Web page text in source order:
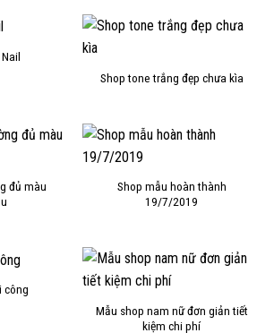
Shop tone trắng đẹp chưa kìa
đủ màu
Shop mẫu hoàn thành
19/7/2019
công
Mẫu shop nam nữ đơn giản tiết
kiệm chi phí